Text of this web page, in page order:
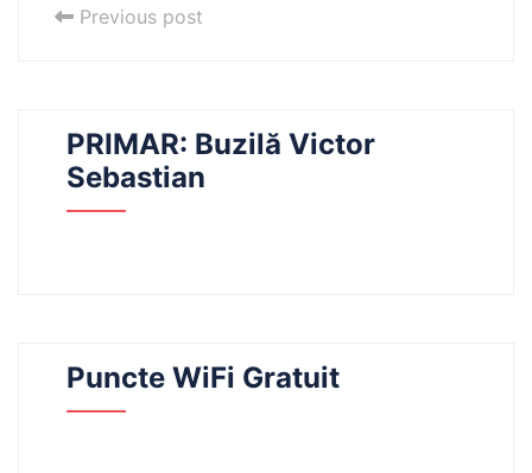
Previous post
PRIMAR: Buzilă Victor
Sebastian
Puncte WiFi Gratuit